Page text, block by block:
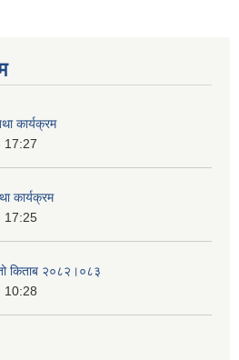
कार्यक्रम
17:27
कार्यक्रम
17:25
किताब २०८२।०८३
10:28